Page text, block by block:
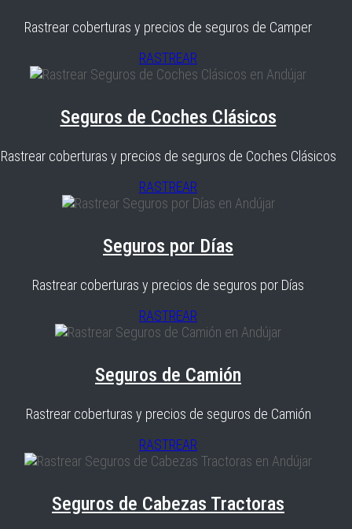
Rastrear coberturas y precios de seguros de Camper
RASTREAR
Seguros de Coches Clásicos
Rastrear coberturas y precios de seguros de Coches Clásicos
RASTREAR
Seguros por Días
Rastrear coberturas y precios de seguros por Días
RASTREAR
Seguros de Camión
Rastrear coberturas y precios de seguros de Camión
RASTREAR
Seguros de Cabezas Tractoras